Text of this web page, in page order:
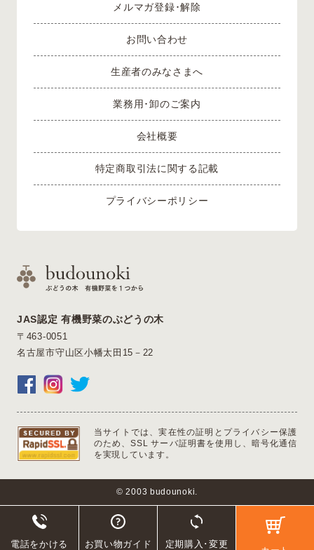
JAS認定 有機野菜のぶどうの木
〒463-0051
名古屋市守山区小幡太田15－22
当サイトでは、実在性の証明とプライバシー保護
のため、SSL サーバ証明書を使用し、暗号化通信
を実現しています。
メルマガ登録･解除
お問い合わせ
生産者のみなさまへ
業務用･卸のご案内
会社概要
特定商取引法に関する記載
プライバシーポリシー
© 2003 budounoki.
電話をかける お買い物ガイド 定期購入･変更